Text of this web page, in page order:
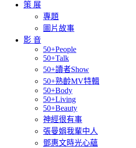
策 展
專題
圖片故事
影 音
50+People
50+Talk
50+讀者Show
50+熟齡MV特輯
50+Body
50+Living
50+Beauty
神經很有事
張曼娟我輩中人
鄧惠文時光心蘊